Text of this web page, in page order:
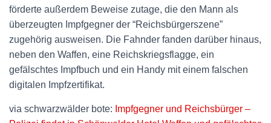
förderte außerdem Beweise zutage, die den Mann als
überzeugten Impfgegner der “Reichsbürgerszene”
zugehörig ausweisen. Die Fahnder fanden darüber hinaus,
neben den Waffen, eine Reichskriegsflagge, ein
gefälschtes Impfbuch und ein Handy mit einem falschen
digitalen Impfzertifikat.
via schwarzwälder bote: Impfgegner und Reichsbürger –